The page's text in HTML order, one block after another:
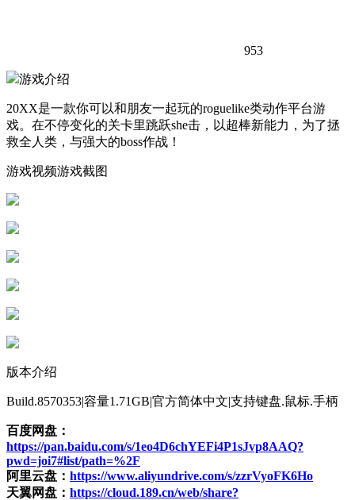
953
游戏介绍
20XX是一款你可以和朋友一起玩的roguelike类动作平台游
戏。在不停变化的关卡里跳跃she击，以超棒新能力，为了拯
救全人类，与强大的boss作战！
游戏视频游戏截图
版本介绍
Build.8570353|容量1.71GB|官方简体中文|支持键盘.鼠标.手柄
百度网盘：
https://pan.baidu.com/s/1eo4D6chYEFi4P1sJvp8AAQ?
pwd=joi7#list/path=%2F
阿里云盘： https://www.aliyundrive.com/s/zzrVyoFK6Ho
天翼网盘： https://cloud.189.cn/web/share?